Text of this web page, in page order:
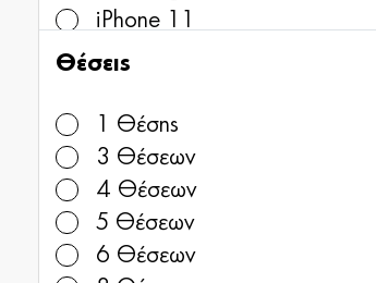
iPhone 11
iPhone 14 Pro
iPhone 14 Pro Max
iPhone 15 Pro
iPhone 15 Pro Max
iPhone 16
Θέσεις
1 Θέσης
3 Θέσεων
4 Θέσεων
5 Θέσεων
6 Θέσεων